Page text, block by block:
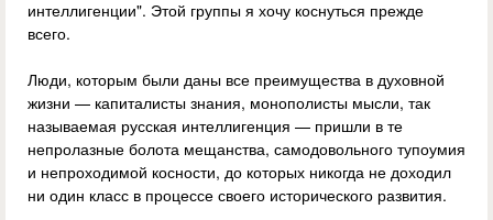
интеллигенции". Этой группы я хочу коснуться прежде
всего.
Люди, которым были даны все преимущества в духовной
жизни — капиталисты знания, монополисты мысли, так
называемая русская интеллигенция — пришли в те
непролазные болота мещанства, самодовольного тупоумия
и непроходимой косности, до которых никогда не доходил
ни один класс в процессе своего исторического развития.